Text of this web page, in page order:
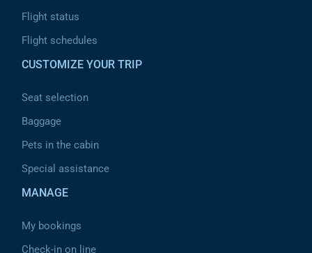
Flight status
Flight schedules
CUSTOMIZE YOUR TRIP
Seat selection
Baggage
Pets in the cabin
Special assistance
MANAGE
My bookings
Check-in on line